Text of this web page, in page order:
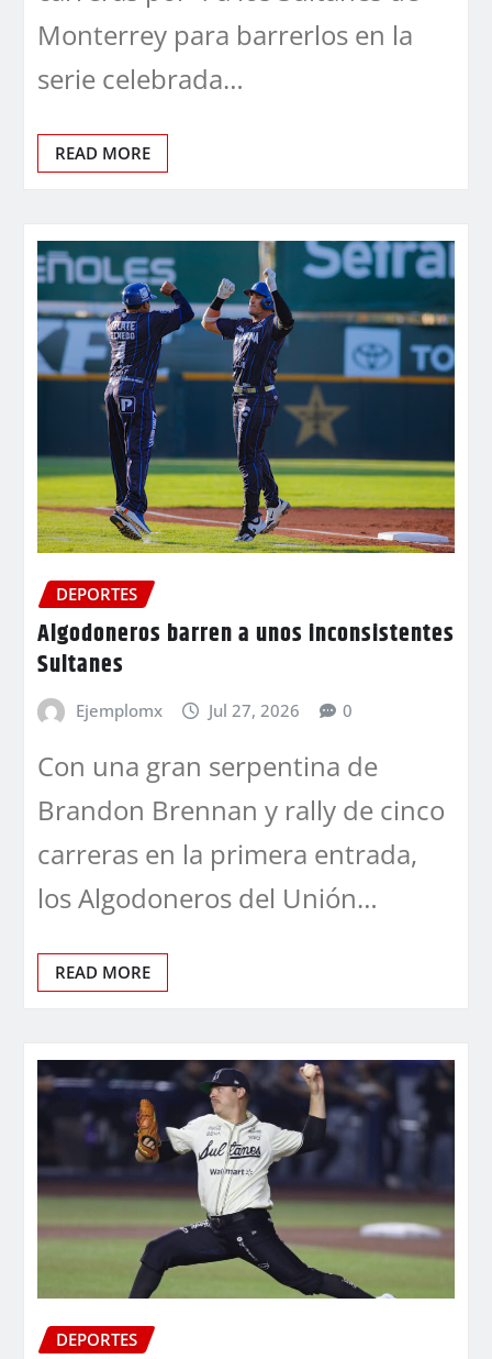
Monterrey para barrerlos en la
serie celebrada…
READ MORE
DEPORTES
Algodoneros barren a unos inconsistentes
Sultanes
Ejemplomx Jul 27, 2026 0
Con una gran serpentina de
Brandon Brennan y rally de cinco
carreras en la primera entrada,
los Algodoneros del Unión…
READ MORE
DEPORTES